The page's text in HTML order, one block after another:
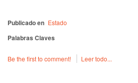
Publicado en Estado
Palabras Claves
Be the first to comment! Leer todo...